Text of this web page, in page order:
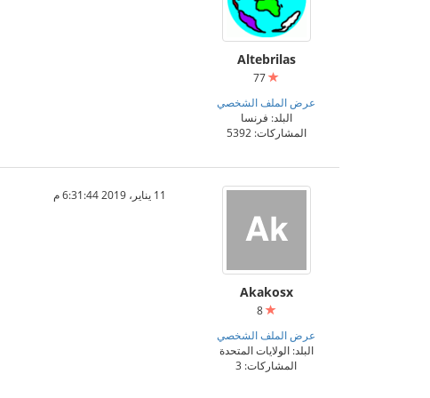
Altebrilas
عرض الملف الشخصي
البلد: فرنسا
المشاركات: 5392
Akakosx
8
عرض الملف الشخصي
البلد: الولايات المتحدة
المشاركات: 3
11 يناير، 2019 6:31:44 م